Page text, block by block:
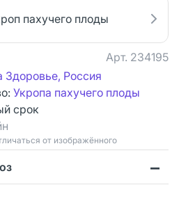
пахучего плоды
Арт. 234195
Россия
Укропа пахучего плоды
срок
от изображённого